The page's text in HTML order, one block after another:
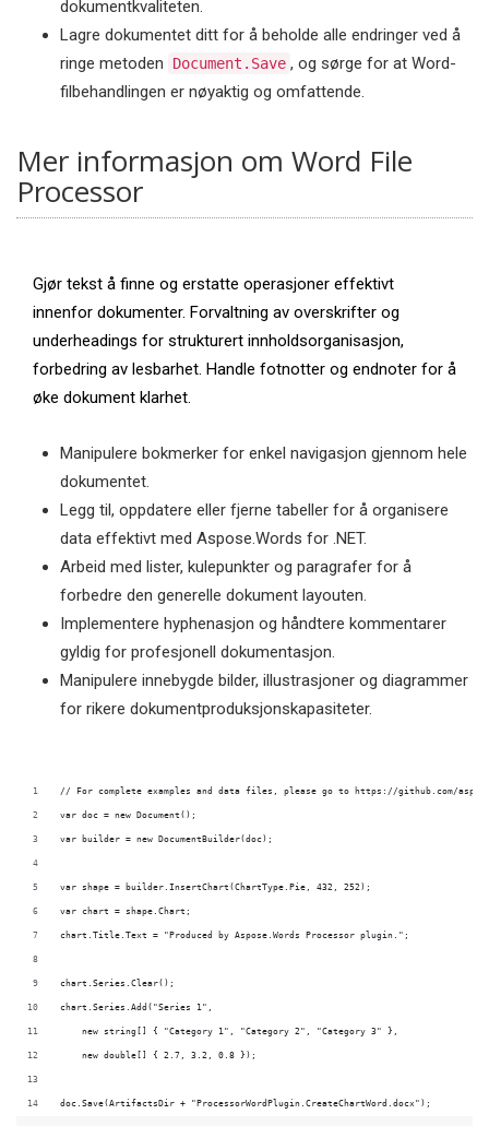
dokumentkvaliteten.
Lagre dokumentet ditt for å beholde alle endringer ved å
ringe metoden
Document.Save , og sørge for at Word-
filbehandlingen er nøyaktig og omfattende.
Mer informasjon om Word File
Processor
Gjør tekst å finne og erstatte operasjoner effektivt
innenfor dokumenter. Forvaltning av overskrifter og
underheadings for strukturert innholdsorganisasjon,
forbedring av lesbarhet. Handle fotnotter og endnoter for å
øke dokument klarhet.
Manipulere bokmerker for enkel navigasjon gjennom hele
dokumentet.
Legg til, oppdatere eller fjerne tabeller for å organisere
data effektivt med Aspose.Words for .NET.
Arbeid med lister, kulepunkter og paragrafer for å
forbedre den generelle dokument layouten.
Implementere hyphenasjon og håndtere kommentarer
gyldig for profesjonell dokumentasjon.
Manipulere innebygde bilder, illustrasjoner og diagrammer
for rikere dokumentproduksjonskapasiteter.
doc.Save(ArtifactsDir + "ProcessorWordPlugin.CreateChartWord.docx");